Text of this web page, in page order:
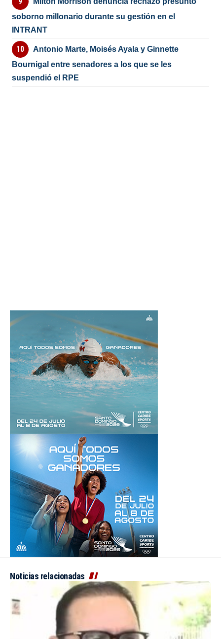
soborno millonario durante su gestión en el
INTRANT
Antonio Marte, Moisés Ayala y Ginnette
Bournigal entre senadores a los que se les
suspendió el RPE
Noticias relacionadas